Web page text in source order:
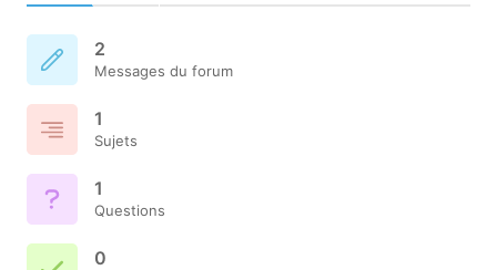
2
Messages du forum
1
Sujets
1
Questions
0